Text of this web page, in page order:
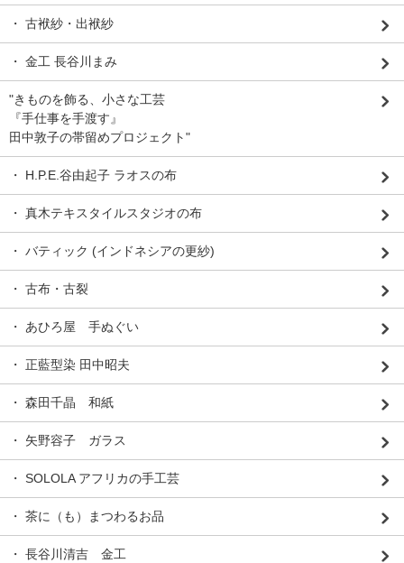
・ 古袱紗・出袱紗
・ 金工 長谷川まみ
"きものを飾る、小さな工芸
『手仕事を手渡す』
田中敦子の帯留めプロジェクト"
・ H.P.E.谷由起子 ラオスの布
・ 真木テキスタイルスタジオの布
・ バティック (インドネシアの更紗)
・ 古布・古裂
・ あひろ屋 手ぬぐい
・ 正藍型染 田中昭夫
・ 森田千晶 和紙
・ 矢野容子 ガラス
・ SOLOLA アフリカの手工芸
・ 茶に（も）まつわるお品
・ 長谷川清吉 金工